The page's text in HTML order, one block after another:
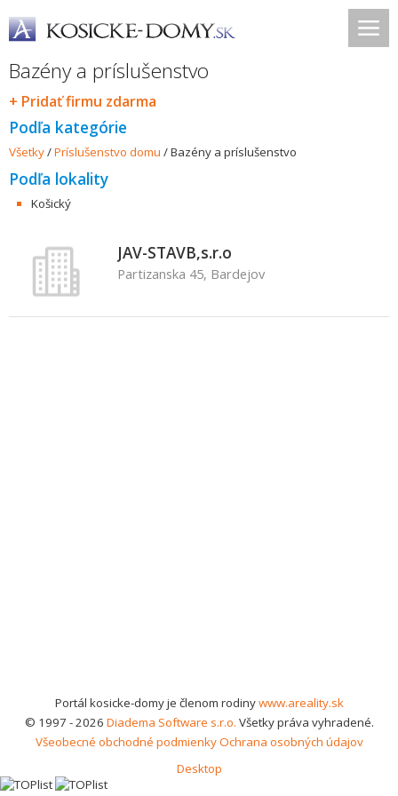
Bazény a príslušenstvo
+ Pridať firmu zdarma
Podľa kategórie
Všetky/Príslušenstvo domu /Bazény a príslušenstvo
Podľa lokality
Košický
JAV-STAVB,s.r.o
Partizanska 45, Bardejov
Portál kosicke-domy je členom rodinywww.areality.sk
© 1997 - 2026 Diadema Software s.r.o. Všetky práva vyhradené.
Všeobecné obchodné podmienkyOchrana osobných údajov
Desktop